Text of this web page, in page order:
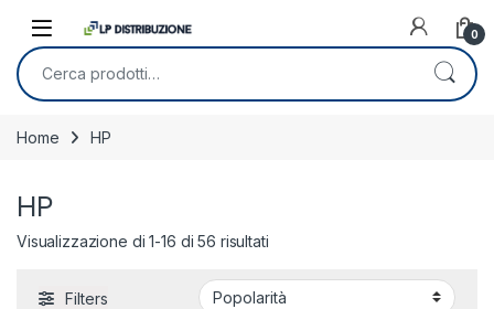
0
Cerca:
Home HP
HP
Visualizzazione di 1-16 di 56 risultatiPopolarità
Filters